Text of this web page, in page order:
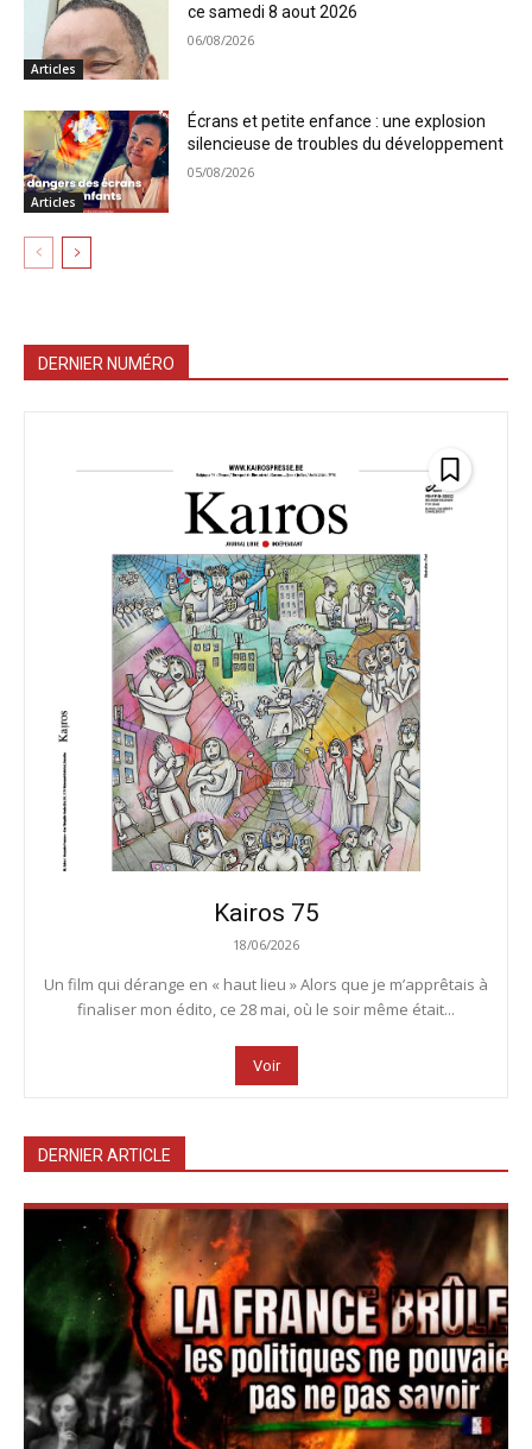
Articles
ce samedi 8 aout 2026
06/08/2026
Articles
Écrans et petite enfance : une explosion
silencieuse de troubles du développement
05/08/2026
DERNIER NUMÉRO
Kairos 75
18/06/2026
Un film qui dérange en « haut lieu » Alors que je m’apprêtais à
finaliser mon édito, ce 28 mai, où le soir même était...
Voir
DERNIER ARTICLE